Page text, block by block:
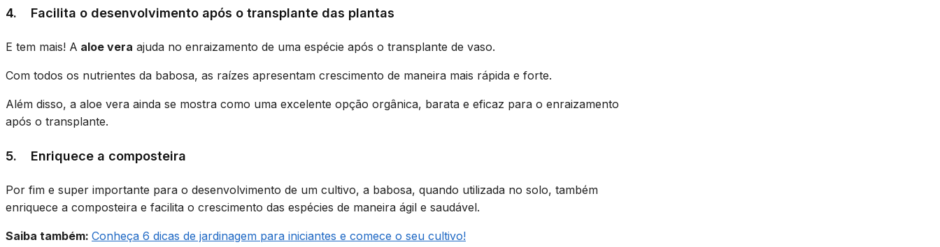
4. Facilita o desenvolvimento após o transplante das plantas
E tem mais! A aloe vera ajuda no enraizamento de uma espécie após o transplante de vaso.
Com todos os nutrientes da babosa, as raízes apresentam crescimento de maneira mais rápida e forte.
Além disso, a aloe vera ainda se mostra como uma excelente opção orgânica, barata e eficaz para o enraizamento
após o transplante.
5. Enriquece a composteira
Por fim e super importante para o desenvolvimento de um cultivo, a babosa, quando utilizada no solo, também
enriquece a composteira e facilita o crescimento das espécies de maneira ágil e saudável.
Saiba também: Conheça 6 dicas de jardinagem para iniciantes e comece o seu cultivo!